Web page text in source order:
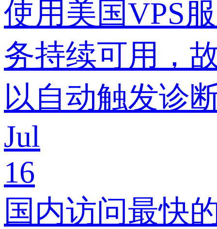
使用美国VPS
务持续可用，
以自动触发诊
Jul
16
国内访问最快